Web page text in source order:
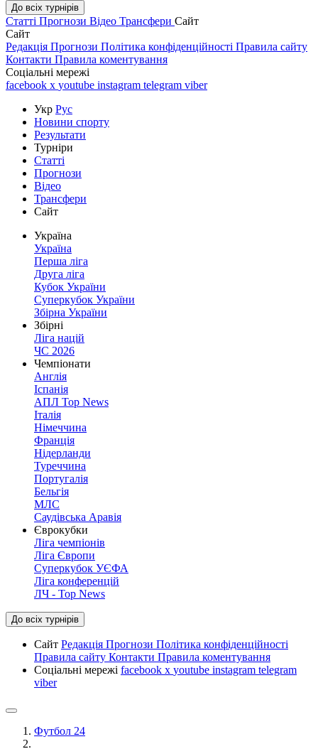
До всіх турнірів
Статті Прогнози Відео Трансфери Сайт
Сайт
Редакція Прогнози Політика конфіденційності Правила сайту
Контакти Правила коментування
Соціальні мережі
facebook x youtube instagram telegram viber
Укр Рус
Новини спорту
Результати
Турніри
Статті
Прогнози
Відео
Трансфери
Сайт
Україна
Україна
Перша ліга
Друга ліга
Кубок України
Суперкубок України
Збірна України
Збірні
Ліга націй
ЧС 2026
Чемпіонати
Англія
Іспанія
АПЛ Top News
Італія
Німеччина
Франція
Нідерланди
Туреччина
Португалія
Бельгія
МЛС
Саудівська Аравія
Єврокубки
Ліга чемпіонів
Ліга Європи
Суперкубок УЄФА
Ліга конференцій
ЛЧ - Top News
До всіх турнірів
Сайт Редакція Прогнози Політика конфіденційності
Правила сайту Контакти Правила коментування
Соціальні мережі facebook x youtube instagram telegram
viber
Футбол 24